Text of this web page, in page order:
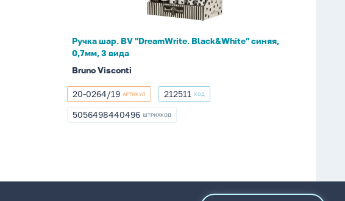
вида
Ручка шар. BV "DreamWrite. Black&White" синяя,
0,7мм, 3 вида
Bruno Visconti
20-
0264/19
20-0264/19 АРТИКУЛ 212511
212511 КОД
5056498440496
5056498440496 ШТРИХКОД